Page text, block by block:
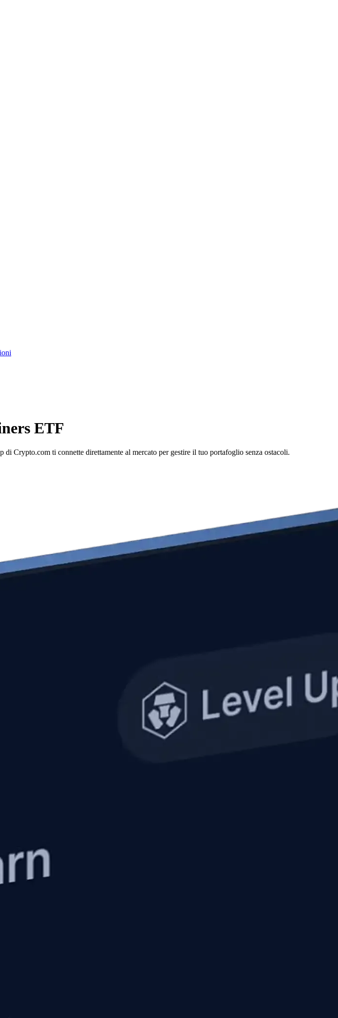
ETF
Crypto.com ti connette direttamente al mercato per gestire il tuo portafoglio senza ostacoli.